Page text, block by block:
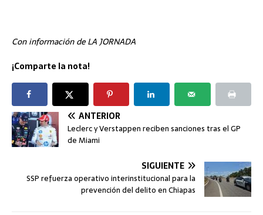
Con información de LA JORNADA
¡Comparte la nota!
ANTERIOR
Leclerc y Verstappen reciben sanciones tras el GP
de Miami
SIGUIENTE
SSP refuerza operativo interinstitucional para la
prevención del delito en Chiapas